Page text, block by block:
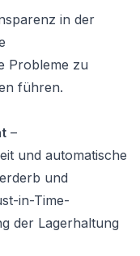
in der
Probleme zu
führen.
–
und automatische
und
in-Time-
der Lagerhaltung